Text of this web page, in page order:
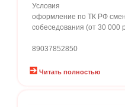
Условия
оформление по ТК РФ
собеседования (от 30 000
89037852850
Читать полностью